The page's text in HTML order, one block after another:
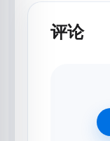
评论